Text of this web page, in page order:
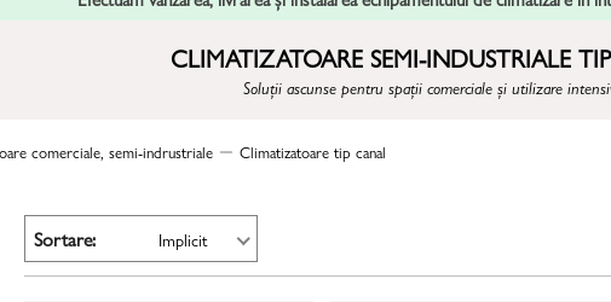
CLIMATIZATOARE SEMI-INDUSTRIALE
Soluții ascunse pentru spații comerciale și utilizare
comerciale, semi-indrustriale Climatizatoare tip canal
Sortare: Implicit